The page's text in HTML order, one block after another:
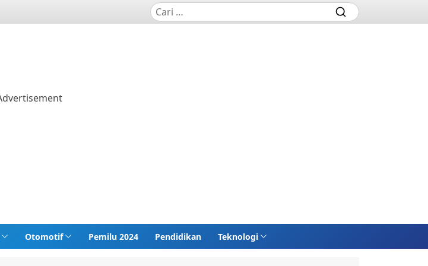
Otomotif Pemilu 2024 Pendidikan Teknologi